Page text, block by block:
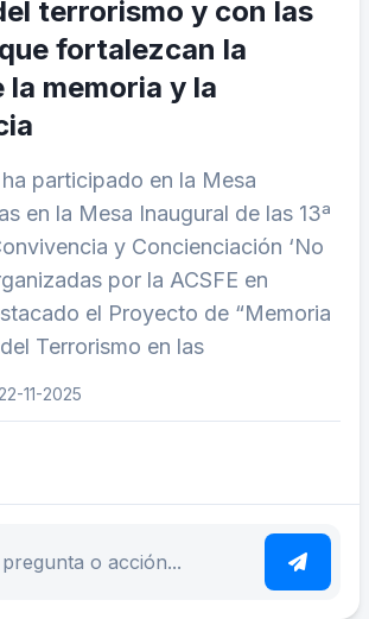
terrorismo y con las
fortalezcan la
la memoria y la
participado en la Mesa
en la Mesa Inaugural de las 13ª
y Concienciación ‘No
por la ACSFE en
el Proyecto de “Memoria
Terrorismo en las
11-2025